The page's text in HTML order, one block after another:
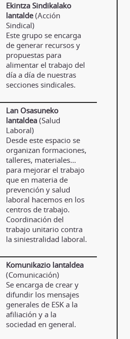
Ekintza Sindikalako
lantalde(Acción
Sindical)
Este grupo se encarga
de generar recursos y
propuestas para
alimentar el trabajo del
día a día de nuestras
secciones sindicales.
Lan Osasuneko
lantaldea (Salud
Laboral)
Desde este espacio se
organizan formaciones,
talleres, materiales…
para mejorar el trabajo
que en materia de
prevención y salud
laboral hacemos en los
centros de trabajo.
Coordinación del
trabajo unitario contra
la siniestralidad laboral.
Komunikazio lantaldea
(Comunicación)
Se encarga de crear y
difundir los mensajes
generales de ESK a la
afiliación y a la
sociedad en general.